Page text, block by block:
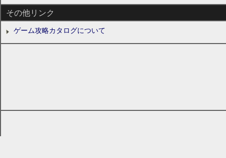
その他リンク
ゲーム攻略カタログについて